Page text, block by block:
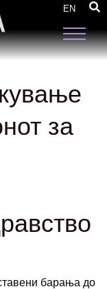
EN
за
барања до